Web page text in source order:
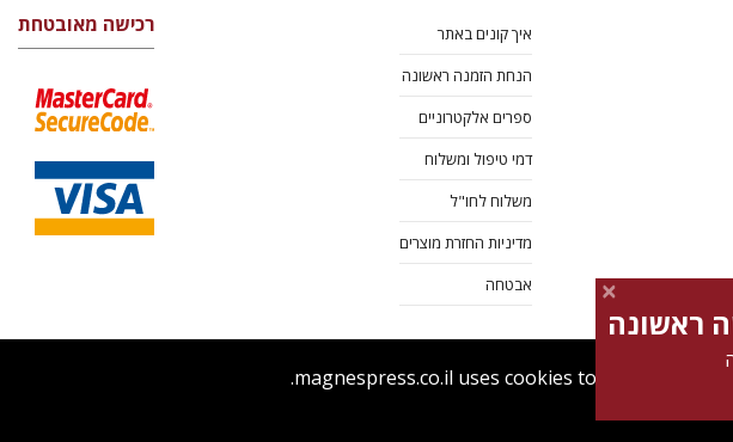
איך קונים באתר
הנחת הזמנה ראשונה
ספרים אלקטרוניים
דמי טיפול ומשלוח
משלוח לחו"ל
מדיניות החזרת מוצרים
אבטחה
רכישה מאובטחת
magnespress.co.il uses cookies to give you the
Find out